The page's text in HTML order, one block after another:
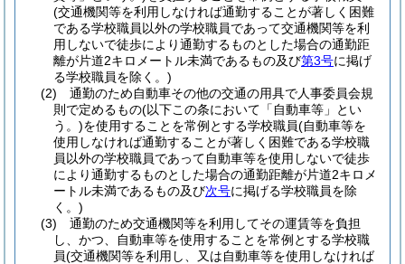
(交通機関等を利用しなければ通勤することが著しく困難
である学校職員以外の学校職員であって交通機関等を利
用しないで徒歩により通勤するものとした場合の通勤距
離が片道2キロメートル未満であるもの及び第3号に掲げ
る学校職員を除く。)
(2)
通勤のため自動車その他の交通の用具で人事委員会規
則で定めるもの(以下この条において「自動車等」とい
う。)を使用することを常例とする学校職員(自動車等を
使用しなければ通勤することが著しく困難である学校職
員以外の学校職員であって自動車等を使用しないで徒歩
により通勤するものとした場合の通勤距離が片道2キロメ
ートル未満であるもの及び次号に掲げる学校職員を除
く。)
(3)
通勤のため交通機関等を利用してその運賃等を負担
し、かつ、自動車等を使用することを常例とする学校職
員(交通機関等を利用し、又は自動車等を使用しなければ